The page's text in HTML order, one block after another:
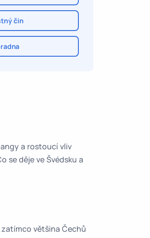
čin
a rostoucí vliv
se děje ve Švédsku a
většina Čechů